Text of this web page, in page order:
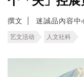
撰文 迷誠品內容中
艺文活动 人文社科